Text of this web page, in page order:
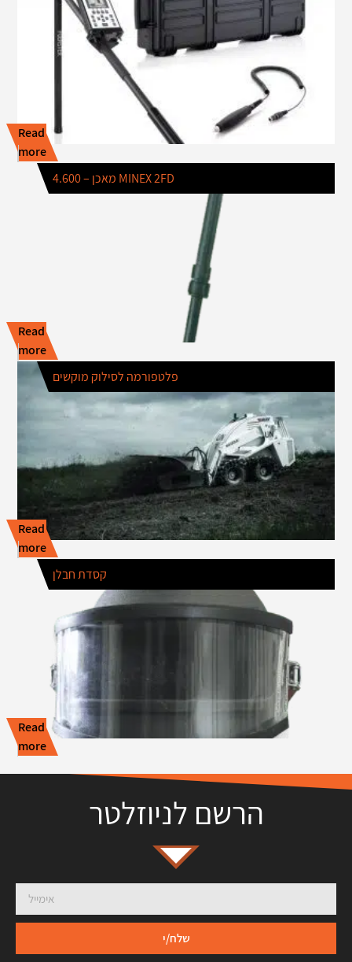
Read
more
מאכן – 4.600 MINEX 2FD
Read
more
פלטפורמה לסילוק מוקשים
Read
more
קסדת חבלן
Read
more
הרשם לניוזלטר
שלח/י